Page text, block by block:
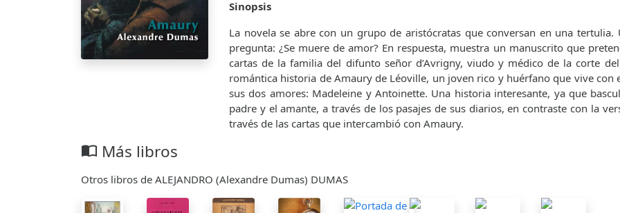
Sinopsis
La novela se abre con un grupo de aristócratas que conversan en una tertulia.
pregunta: ¿Se muere de amor? En respuesta, muestra un manuscrito que
cartas de la familia del difunto señor d’Avrigny, viudo y médico de la corte
romántica historia de Amaury de Léoville, un joven rico y huérfano que vive con
sus dos amores: Madeleine y Antoinette. Una historia interesante, ya que
padre y el amante, a través de los pasajes de sus diarios, en contraste con la
través de las cartas que intercambió con Amaury.
import_contacts Más libros
Otros libros de ALEJANDRO (Alexandre Dumas) DUMAS